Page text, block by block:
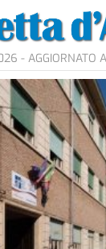
- AGGIORNATO